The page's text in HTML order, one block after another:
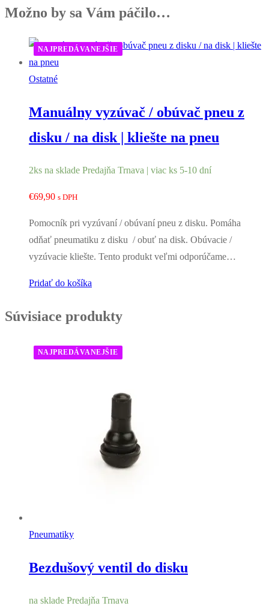
+
Možno by sa Vám páčilo…
Ostatné
NAJPREDÁVANEJŠIE
Manuálny vyzúvač / obúvač pneu z
disku / na disk | kliešte na pneu
2ks na sklade Predajňa Trnava | viac ks 5-10 dní
€69,90 s DPH
Pomocník pri vyzúvaní / obúvaní pneu z disku. Pomáha
odňať pneumatiku z disku / obuť na disk. Obúvacie /
vyzúvacie kliešte. Tento produkt veľmi odporúčame…
Pridať do košíka
Súvisiace produkty
Pneumatiky
NAJPREDÁVANEJŠIE
Bezdušový ventil do disku
na sklade Predajňa Trnava